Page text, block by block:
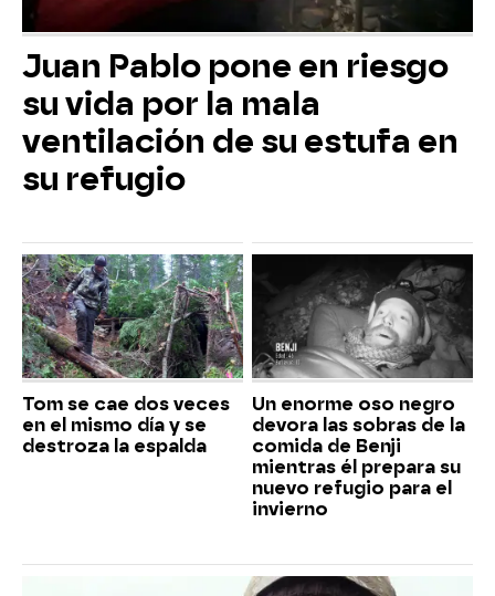
Juan Pablo pone en riesgo
su vida por la mala
ventilación de su estufa en
su refugio
Tom se cae dos veces
en el mismo día y se
destroza la espalda
Un enorme oso negro
devora las sobras de la
comida de Benji
mientras él prepara su
nuevo refugio para el
invierno